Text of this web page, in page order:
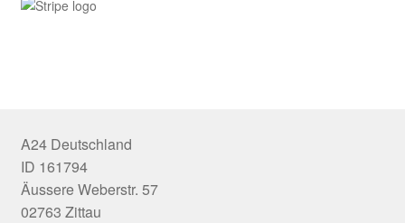
A24 Deutschland
ID 161794
Äussere Weberstr. 57
02763 Zittau